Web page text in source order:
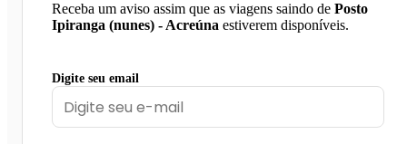
Receba um aviso assim que as viagens saindo de Posto
Ipiranga (nunes) - Acreúna estiverem disponíveis.
Digite seu email